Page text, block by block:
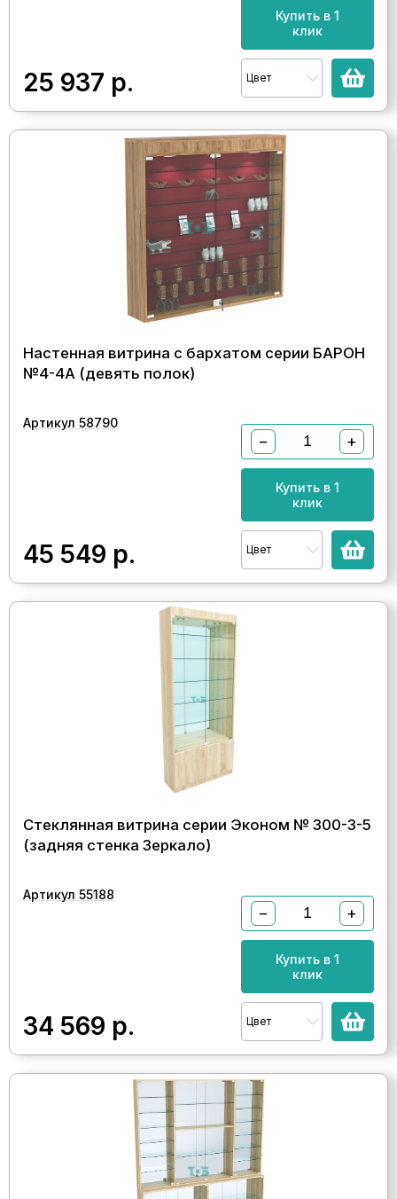
25 937 р.
Купить в 1
клик
Цвет
Настенная витрина с бархатом серии БАРОН
№4-4А (девять полок)
Артикул 58790
45 549 р.
− +
Купить в 1
клик
Цвет
Стеклянная витрина серии Эконом № 300-3-5
(задняя стенка Зеркало)
Артикул 55188
34 569 р.
− +
Купить в 1
клик
Цвет